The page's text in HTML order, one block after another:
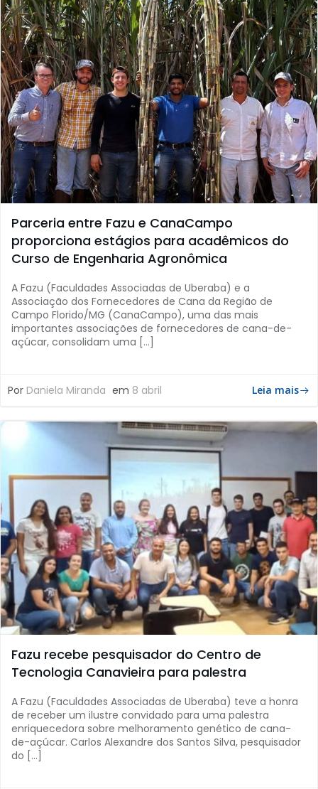
Parceria entre Fazu e CanaCampo
proporciona estágios para acadêmicos do
Curso de Engenharia Agronômica
A Fazu (Faculdades Associadas de Uberaba) e a
Associação dos Fornecedores de Cana da Região de
Campo Florido/MG (CanaCampo), uma das mais
importantes associações de fornecedores de cana-de-
açúcar, consolidam uma […]
Por Daniela Miranda em 8 abril Leia mais
Fazu recebe pesquisador do Centro de
Tecnologia Canavieira para palestra
A Fazu (Faculdades Associadas de Uberaba) teve a honra
de receber um ilustre convidado para uma palestra
enriquecedora sobre melhoramento genético de cana-
de-açúcar. Carlos Alexandre dos Santos Silva, pesquisador
do […]